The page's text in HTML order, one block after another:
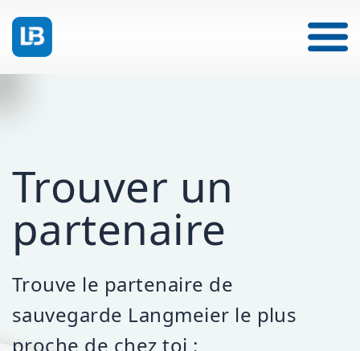
Trouver un
partenaire
Trouve le partenaire de
sauvegarde Langmeier le plus
proche de chez toi :